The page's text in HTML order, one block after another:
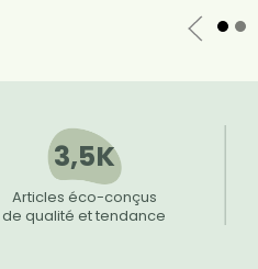
3,5K
Articles éco-conçus
de qualité et tendance